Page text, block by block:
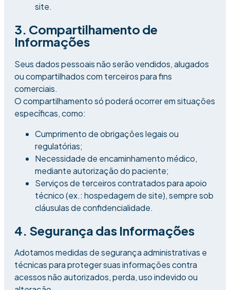
site.
3. Compartilhamento de
Informações
Seus dados pessoais não serão vendidos, alugados
ou compartilhados com terceiros para fins
comerciais.
O compartilhamento só poderá ocorrer em situações
específicas, como:
Cumprimento de obrigações legais ou
regulatórias;
Necessidade de encaminhamento médico,
mediante autorização do paciente;
Serviços de terceiros contratados para apoio
técnico (ex.: hospedagem de site), sempre sob
cláusulas de confidencialidade.
4. Segurança das Informações
Adotamos medidas de segurança administrativas e
técnicas para proteger suas informações contra
acessos não autorizados, perda, uso indevido ou